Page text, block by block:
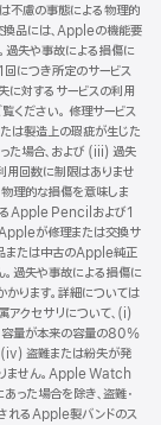
不慮の事態による物理的
換品には、Appleの機能要
過失や事故による損傷に
回につき所定のサービス
に対するサービスの利用
ください。 修理サービス
は製造上の瑕疵が生じた
た場合、および (iii) 過失
用回数に制限はありませ
理的な損傷を意味しま
るApple Pencilおよび1
が修理または交換サ
または中古のApple純正
。過失や事故による損傷に
ります。詳細については
アクセサリについて、(i)
容量が本来の容量の80%
(iv) 盗難または紛失が発
りません。Apple Watch
た場合を除き、盗難・
れるApple製バンドのス